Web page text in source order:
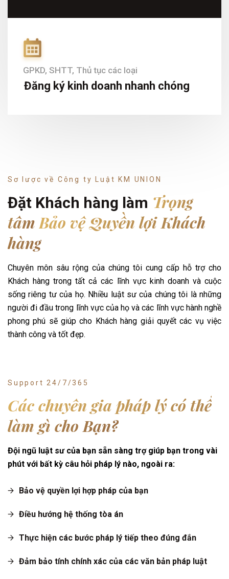
GPKD, SHTT, Thủ tục các loại
Đăng ký kinh doanh nhanh chóng
Sơ lược về Công ty Luật KM UNION
Đặt Khách hàng làm Trọng
tâm Bảo vệ Quyền lợi Khách
hàng
Chuyên môn sâu rộng của chúng tôi cung cấp hỗ trợ cho
Khách hàng trong tất cả các lĩnh vực kinh doanh và cuộc
sống riêng tư của họ. Nhiều luật sư của chúng tôi là những
người đi đầu trong lĩnh vực của họ và các lĩnh vực hành nghề
phong phú sẽ giúp cho Khách hàng giải quyết các vụ việc
thành công và tốt đẹp.
Support 24/7/365
Các chuyên gia pháp lý có thể
làm gì cho Bạn?
Đội ngũ luật sư của bạn sẵn sàng trợ giúp bạn trong vài
phút với bất kỳ câu hỏi pháp lý nào, ngoài ra:
Bảo vệ quyền lợi hợp pháp của bạn
Điều hướng hệ thống tòa án
Thực hiện các bước pháp lý tiếp theo đúng đắn
Đảm bảo tính chính xác của các văn bản pháp luật